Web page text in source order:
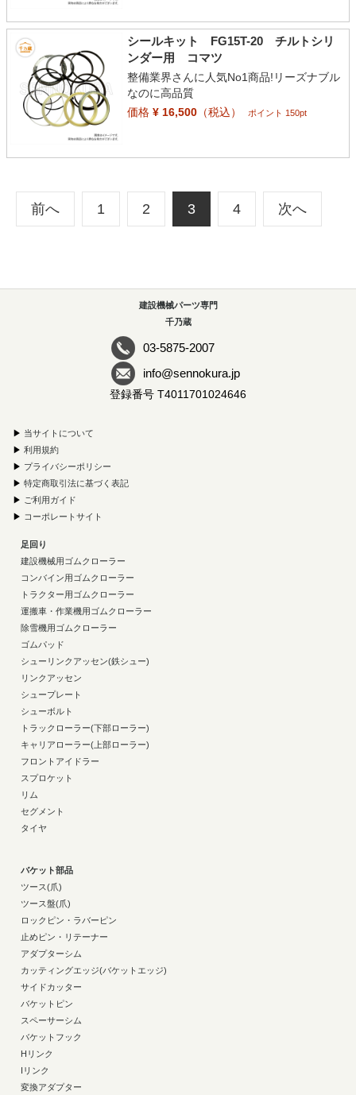
シールキット FG15T-20 チルトシリ
ンダー用 コマツ
整備業界さんに人気No1商品!リーズナブル
なのに高品質
価格¥ 16,500（税込） ポイント 150pt
前へ 1 2 3 4 次へ
建設機械パーツ専門
千乃蔵
03-5875-2007
info@sennokura.jp
登録番号 T4011701024646
▶ 当サイトについて
▶ 利用規約
▶ プライバシーポリシー
▶ 特定商取引法に基づく表記
▶ ご利用ガイド
▶ コーポレートサイト
足回り
建設機械用ゴムクローラー
コンバイン用ゴムクローラー
トラクター用ゴムクローラー
運搬車・作業機用ゴムクローラー
除雪機用ゴムクローラー
ゴムパッド
シューリンクアッセン(鉄シュー)
リンクアッセン
シュープレート
シューボルト
トラックローラー(下部ローラー)
キャリアローラー(上部ローラー)
フロントアイドラー
スプロケット
リム
セグメント
タイヤ
バケット部品
ツース(爪)
ツース盤(爪)
ロックピン・ラバーピン
止めピン・リテーナー
アダプターシム
カッティングエッジ(バケットエッジ)
サイドカッター
バケットピン
スペーサーシム
バケットフック
Hリンク
Iリンク
変換アダプター